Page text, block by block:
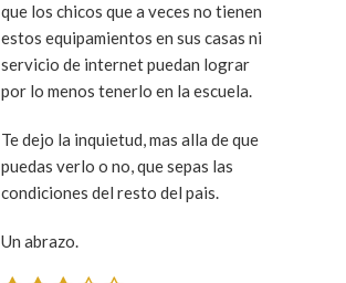
que los chicos que a veces no tienen
estos equipamientos en sus casas ni
servicio de internet puedan lograr
por lo menos tenerlo en la escuela.
Te dejo la inquietud, mas alla de que
puedas verlo o no, que sepas las
condiciones del resto del pais.
Un abrazo.